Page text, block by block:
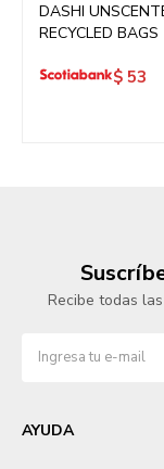
DASHI
RECYCLED BAGS
$ 53
Recibe todas
AYUDA